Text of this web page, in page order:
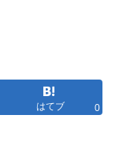
はてブ 0